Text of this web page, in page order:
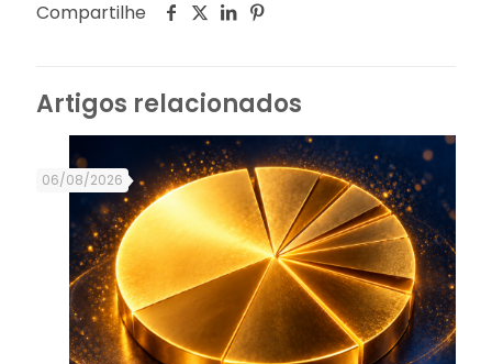
Compartilhe
Artigos relacionados
06/08/2026